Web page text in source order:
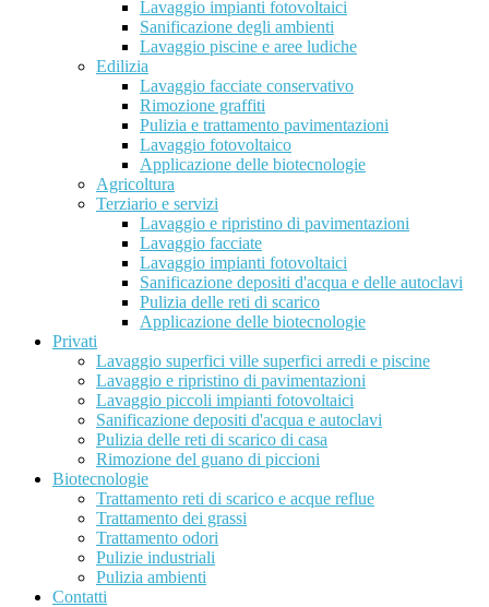
Lavaggio impianti fotovoltaici
Sanificazione degli ambienti
Lavaggio piscine e aree ludiche
Edilizia
Lavaggio facciate conservativo
Rimozione graffiti
Pulizia e trattamento pavimentazioni
Lavaggio fotovoltaico
Applicazione delle biotecnologie
Agricoltura
Terziario e servizi
Lavaggio e ripristino di pavimentazioni
Lavaggio facciate
Lavaggio impianti fotovoltaici
Sanificazione depositi d'acqua e delle autoclavi
Pulizia delle reti di scarico
Applicazione delle biotecnologie
Privati
Lavaggio superfici ville superfici arredi e piscine
Lavaggio e ripristino di pavimentazioni
Lavaggio piccoli impianti fotovoltaici
Sanificazione depositi d'acqua e autoclavi
Pulizia delle reti di scarico di casa
Rimozione del guano di piccioni
Biotecnologie
Trattamento reti di scarico e acque reflue
Trattamento dei grassi
Trattamento odori
Pulizie industriali
Pulizia ambienti
Contatti